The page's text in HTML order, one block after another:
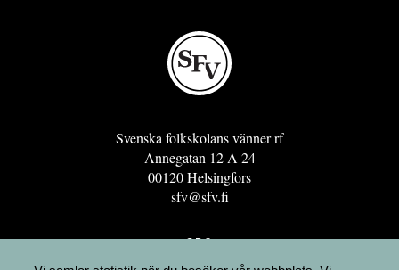
Svenska folkskolans vänner rf
Annegatan 12 A 24
00120 Helsingfors
sfv@sfv.fi
GRO
FÖRENINGSRESURSEN